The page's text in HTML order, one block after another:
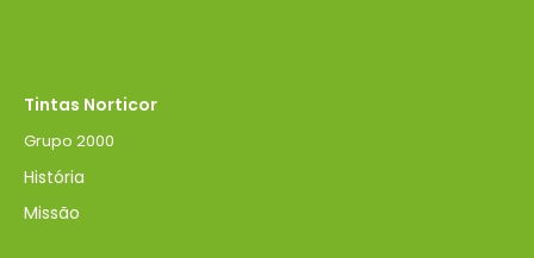
Tintas Norticor
Grupo 2000
História
Missão